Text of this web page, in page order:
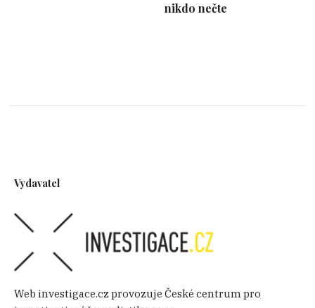
nikdo nečte
Vydavatel
Web investigace.cz provozuje České centrum pro